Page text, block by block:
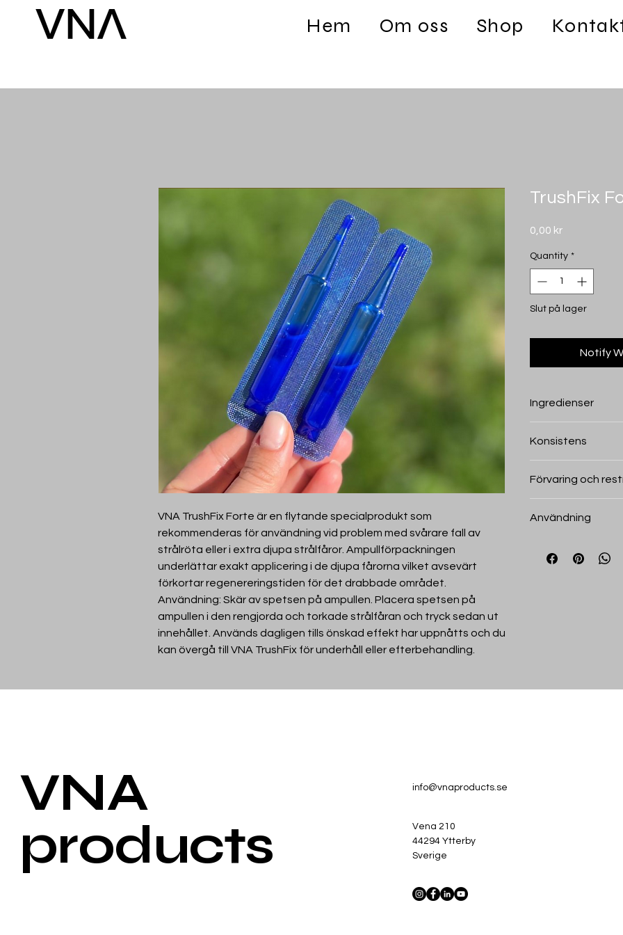
Hem Om oss Shop
VNA TrushFix Forte är en flytande specialprodukt som
rekommenderas för användning vid problem med svårare fall av
strålröta eller i extra djupa strålfåror. Ampullförpackningen
underlättar exakt applicering i de djupa fårorna vilket avsevärt
förkortar regenereringstiden för det drabbade området.
Användning: Skär av spetsen på ampullen. Placera spetsen på
ampullen i den rengjorda och torkade strålfåran och tryck sedan ut
innehållet. Används dagligen tills önskad effekt har uppnåtts och du
kan övergå till VNA TrushFix för underhåll eller efterbehandling.
TrushFix
0,00 krPrice
Quantity *
Slut på lager
Notify
Ingredienser
Petrolatum,
Acetate,
Konsistens
Förvaring och
Förvaras utom
Användning
ampullen i den
VNA
products
info@vnaproducts.se
Vena 210
44294 Ytterby
Sverige